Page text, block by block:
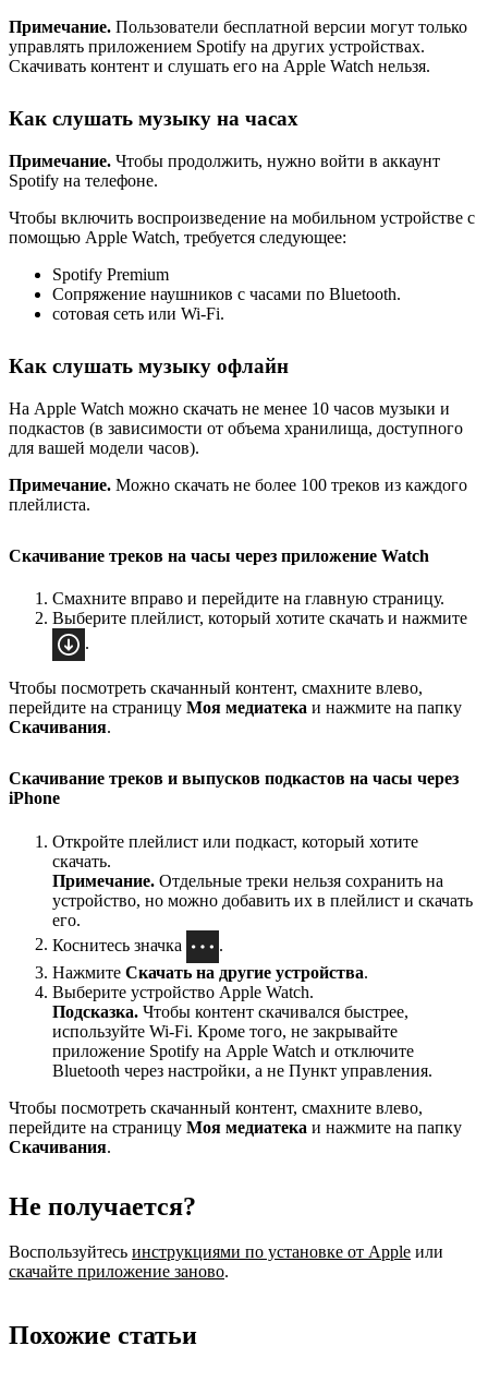
Примечание. Пользователи бесплатной версии могут только
управлять приложением Spotify на других устройствах.
Скачивать контент и слушать его на Apple Watch нельзя.
Как слушать музыку на часах
Примечание. Чтобы продолжить, нужно войти в аккаунт
Spotify на телефоне.
Чтобы включить воспроизведение на мобильном устройстве с
помощью Apple Watch, требуется следующее:
Spotify Premium
Сопряжение наушников с часами по Bluetooth.
сотовая сеть или Wi-Fi.
Как слушать музыку офлайн
На Apple Watch можно скачать не менее 10 часов музыки и
подкастов (в зависимости от объема хранилища, доступного
для вашей модели часов).
Примечание. Можно скачать не более 100 треков из каждого
плейлиста.
Скачивание треков на часы через приложение Watch
Смахните вправо и перейдите на главную страницу.
Выберите плейлист, который хотите скачать и нажмите
.
Чтобы посмотреть скачанный контент, смахните влево,
перейдите на страницу Моя медиатека и нажмите на папку
Скачивания.
Скачивание треков и выпусков подкастов на часы через
iPhone
Откройте плейлист или подкаст, который хотите
скачать.
Примечание. Отдельные треки нельзя сохранить на
устройство, но можно добавить их в плейлист и скачать
его.
Коснитесь значка
Нажмите Скачать на другие устройства.
Выберите устройство Apple Watch.
Подсказка. Чтобы контент скачивался быстрее,
используйте Wi-Fi. Кроме того, не закрывайте
приложение Spotify на Apple Watch и отключите
Bluetooth через настройки, а не Пункт управления.
Чтобы посмотреть скачанный контент, смахните влево,
перейдите на страницу Моя медиатека и нажмите на папку
Скачивания.
Не получается?
Воспользуйтесь инструкциями по установке от Apple или
скачайте приложение заново.
Похожие статьи